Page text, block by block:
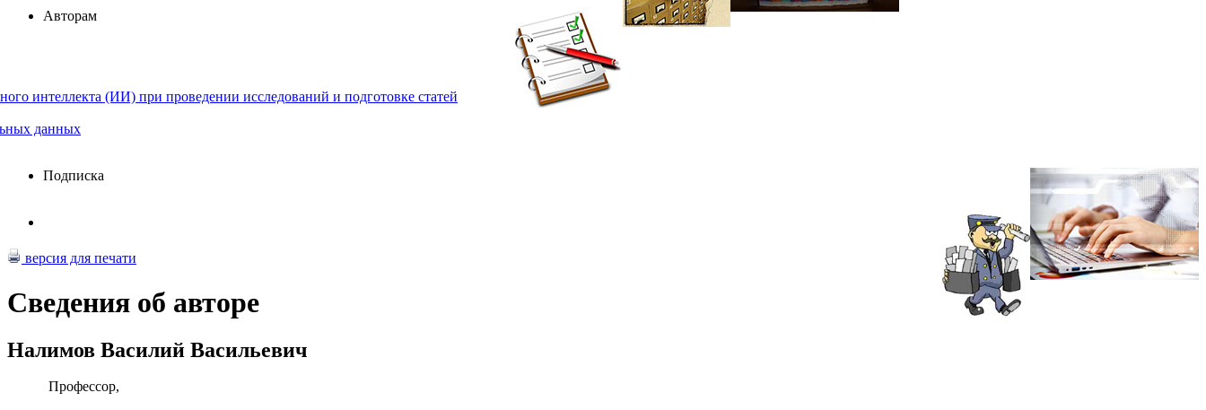
Авторам
интеллекта (ИИ) при проведении исследований и подготовке статей
данных
Подписка
версия для печати
Сведения об авторе
Налимов Василий Васильевич
Профессор,